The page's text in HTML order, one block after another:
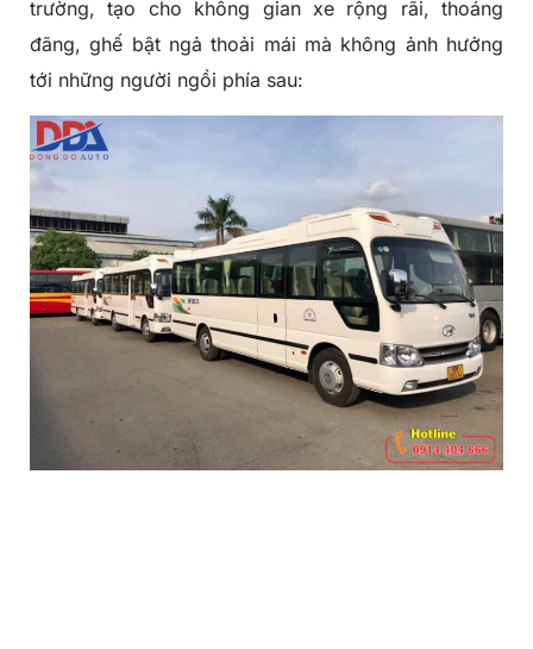
trường, tạo cho không gian xe rộng rãi, thoáng
đãng, ghế bật ngả thoải mái mà không ảnh hưởng
tới những người ngồi phía sau: